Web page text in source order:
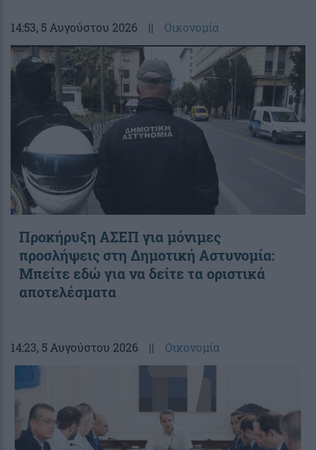
14:53, 5 Αυγούστου 2026 || Οικονομία
Προκήρυξη ΑΣΕΠ για μόνιμες
προσλήψεις στη Δημοτική Αστυνομία:
Μπείτε εδώ για να δείτε τα οριστικά
αποτελέσματα
14:23, 5 Αυγούστου 2026 || Οικονομία